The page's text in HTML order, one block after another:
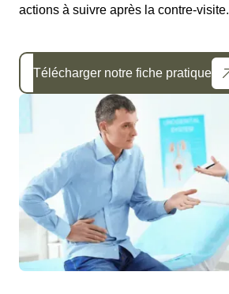
actions à suivre après la contre-visite.
Télécharger notre fiche pratique